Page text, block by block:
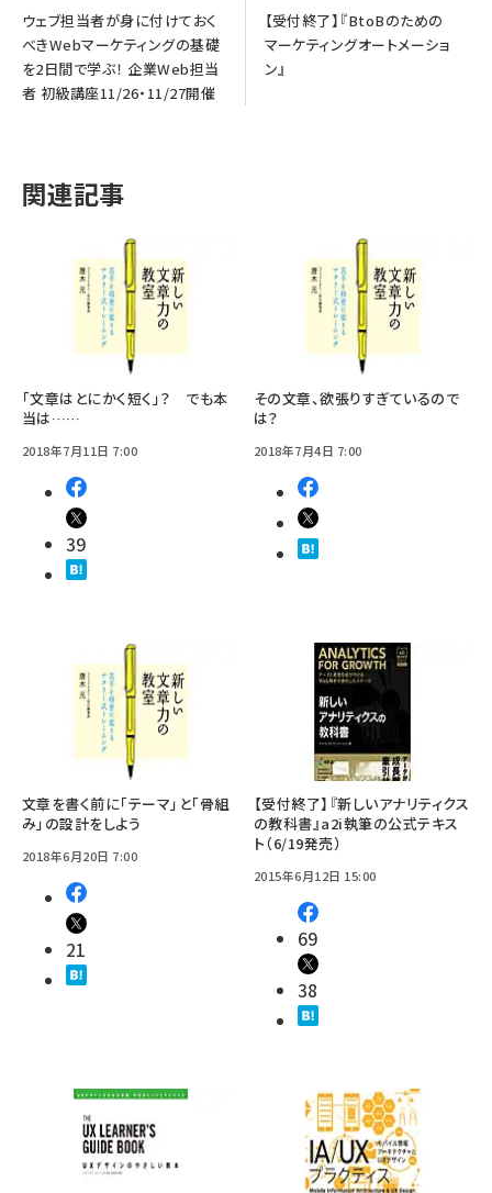
ウェブ担当者が身に付けておく
べきWebマーケティングの基礎
を2日間で学ぶ！ 企業Web担当
者 初級講座11/26・11/27開催
【受付終了】『BtoBのための
マーケティングオートメーショ
ン』
関連記事
「文章はとにかく短く」？ でも本
当は……
2018年7月11日 7:00
39
その文章、欲張りすぎているので
は？
2018年7月4日 7:00
文章を書く前に「テーマ」と「骨組
み」の設計をしよう
2018年6月20日 7:00
21
【受付終了】『新しいアナリティクス
の教科書』a2i執筆の公式テキス
ト（6/19発売）
2015年6月12日 15:00
69
38